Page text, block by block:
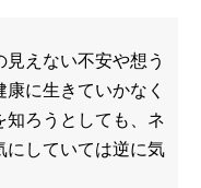
えない不安や想う
に生きていかなく
知ろうとしても、ネ
にしていては逆に気